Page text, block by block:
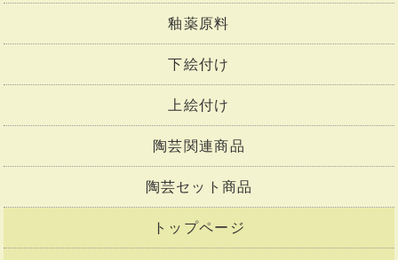
釉薬原料
下絵付け
上絵付け
陶芸関連商品
陶芸セット商品
トップページ